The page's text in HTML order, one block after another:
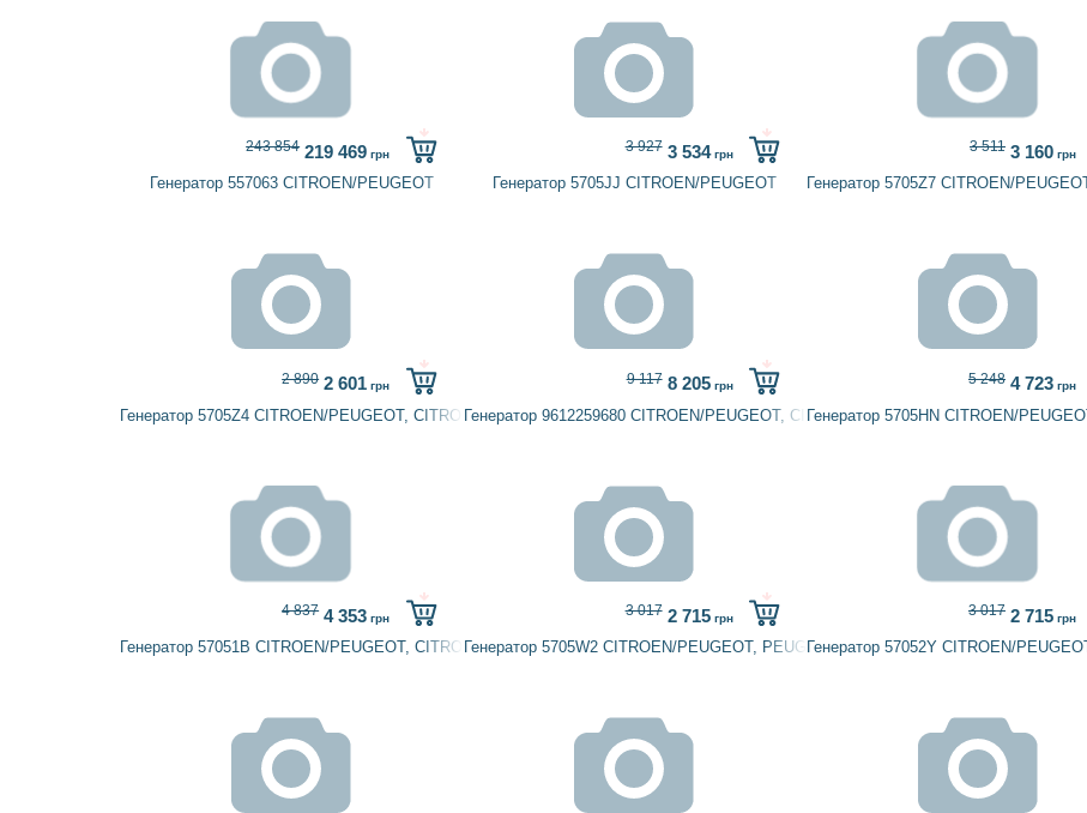
Генератор 557063 CITROEN/PEUGEOT
243 854 219 469 грн
Генератор 5705JJ CITROEN/PEUGEOT
3 927 3 534грн
Генератор 5705Z7 CITROEN/
3 511 3 160 грн
Генератор 5705Z4 CITROEN/PEUGEOT, CITROËN
2 890 2 601 грн
Генератор 9612259680 CITROEN/PEUGEOT, CITROËN
9 117 8 205грн
Генератор 5705HN CITROEN/
5 248 4 723 грн
Генератор 57051B CITROEN/PEUGEOT, CITROËN
4 837 4 353 грн
Генератор 5705W2 CITROEN/PEUGEOT, PEUGEOT
3 017 2 715грн
Генератор 57052Y CITROEN/
3 017 2 715 грн